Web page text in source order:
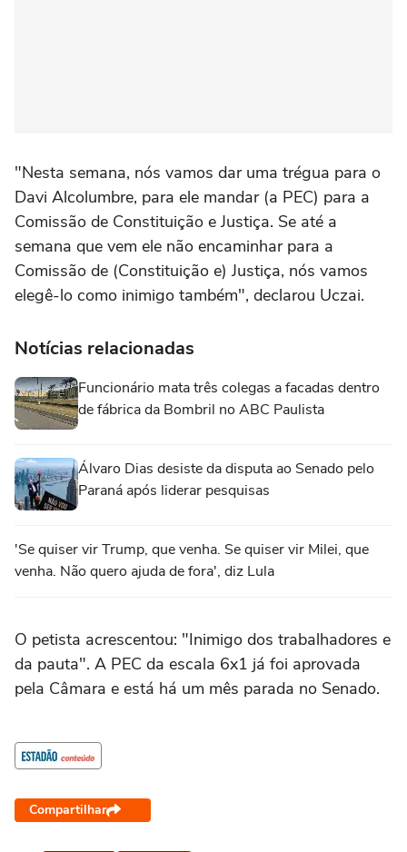
"Nesta semana, nós vamos dar uma trégua para o
Davi Alcolumbre, para ele mandar (a PEC) para a
Comissão de Constituição e Justiça. Se até a
semana que vem ele não encaminhar para a
Comissão de (Constituição e) Justiça, nós vamos
elegê-lo como inimigo também", declarou Uczai.
Notícias relacionadas
Funcionário mata três colegas a facadas dentro
de fábrica da Bombril no ABC Paulista
Álvaro Dias desiste da disputa ao Senado pelo
Paraná após liderar pesquisas
'Se quiser vir Trump, que venha. Se quiser vir Milei, que
venha. Não quero ajuda de fora', diz Lula
O petista acrescentou: "Inimigo dos trabalhadores e
da pauta". A PEC da escala 6x1 já foi aprovada
pela Câmara e está há um mês parada no Senado.
Compartilhar